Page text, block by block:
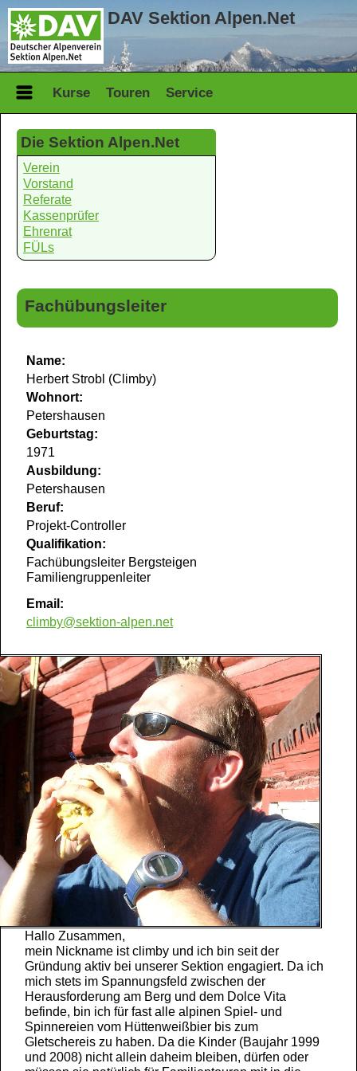
DAV Sektion Alpen.Net
Kurse Touren Service
Die Sektion Alpen.Net
Verein
Vorstand
Referate
Kassenprüfer
Ehrenrat
FÜLs
Fachübungsleiter
Name:
Herbert Strobl (Climby)
Wohnort:
Petershausen
Geburtstag:
1971
Ausbildung:
Petershausen
Beruf:
Projekt-Controller
Qualifikation:
Fachübungsleiter Bergsteigen
Familiengruppenleiter
Email:
climby@sektion-alpen.net
Hallo Zusammen,
mein Nickname ist climby und ich bin seit der
Gründung aktiv bei unserer Sektion engagiert. Da ich
mich stets im Spannungsfeld zwischen der
Herausforderung am Berg und dem Dolce Vita
befinde, bin ich für fast alle alpinen Spiel- und
Spinnereien vom Hüttenweißbier bis zum
Gletschereis zu haben. Da die Kinder (Baujahr 1999
und 2008) nicht allein daheim bleiben, dürfen oder